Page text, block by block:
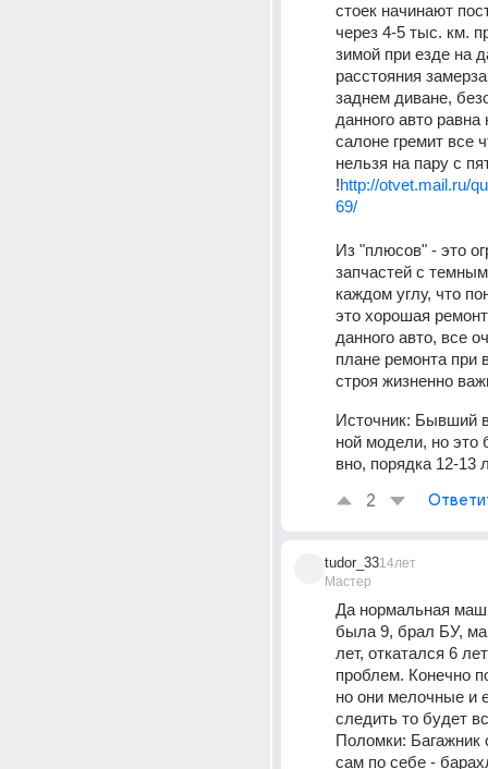
стоек начинают
через 4-5 тыс. км.
зимой при езде на
расстояния
заднем диване,
данного авто
салоне гремит все
нельзя на пару с
!http://otvet.mail.ru/
69/
Из "плюсов" - это
запчастей с
каждом углу, что
это хорошая
данного авто, все
плане ремонта при
строя жизненно
Источник: Бывший
ной модели, но это
вно, порядка 12-13
2
tudor_33
Мастер
14лет
Да нормальная
была 9, брал БУ,
лет, откатался 6
проблем. Конечно
но они мелочные и
следить то будет
Поломки: Багажник
сам по себе -